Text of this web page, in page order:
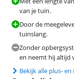
van je tuin.
Door de
tuinslang.
Zonder
en neemt hij altijd
Bekijk alle plus-